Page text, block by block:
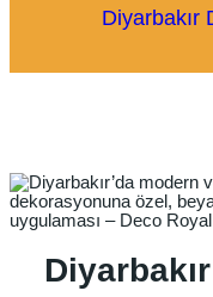
Diyarbakır